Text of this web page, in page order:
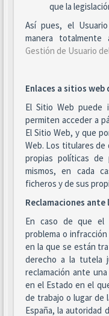
que la
Así pues, el
manera totalmente
Gestión de Usuario
Enlaces a sitios
El Sitio Web puede
permiten acceder a
El Sitio Web, y que
Web. Los titulares de
propias políticas de
mismos, en cada
ficheros y de sus
Reclamaciones
En caso de que el
problema o
en la que se están
derecho a la tutela
reclamación ante
en el Estado en el
de trabajo o lugar de
España, la autoridad